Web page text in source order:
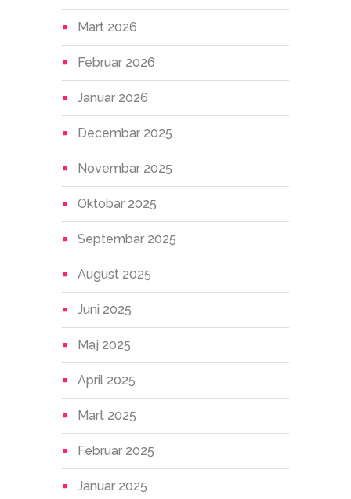
Mart 2026
Februar 2026
Januar 2026
Decembar 2025
Novembar 2025
Oktobar 2025
Septembar 2025
August 2025
Juni 2025
Maj 2025
April 2025
Mart 2025
Februar 2025
Januar 2025